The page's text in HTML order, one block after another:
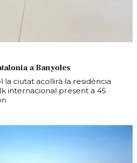
a Banyoles
la ciutat acollirà la residència
internacional present a 45